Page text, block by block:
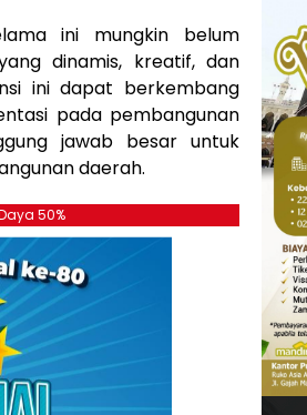
ini mungkin belum
dinamis, kreatif, dan
ini dapat berkembang
pada pembangunan
jawab besar untuk
daerah.
50%